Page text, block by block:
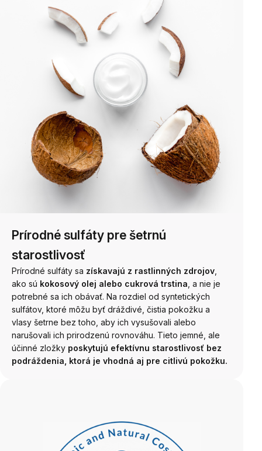
Prírodné sulfáty pre šetrnú
starostlivosť
Prírodné sulfáty sa získavajú z rastlinných zdrojov,
ako sú kokosový olej alebo cukrová trstina, a nie je
potrebné sa ich obávať. Na rozdiel od syntetických
sulfátov, ktoré môžu byť dráždivé, čistia pokožku a
vlasy šetrne bez toho, aby ich vysušovali alebo
narušovali ich prirodzenú rovnováhu. Tieto jemné, ale
účinné zložky poskytujú efektívnu starostlivosť bez
podráždenia, ktorá je vhodná aj pre citlivú pokožku.